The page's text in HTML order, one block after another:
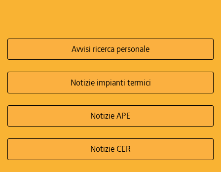
Avvisi ricerca personale
Notizie impianti termici
Notizie APE
Notizie CER